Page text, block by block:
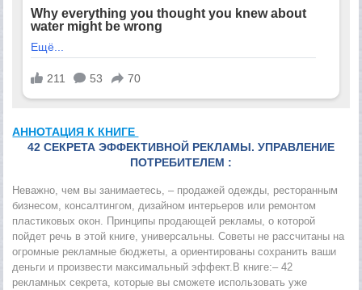
АННОТАЦИЯ К КНИГЕ
42 СЕКРЕТА ЭФФЕКТИВНОЙ РЕКЛАМЫ. УПРАВЛЕНИЕ
ПОТРЕБИТЕЛЕМ :
Неважно, чем вы занимаетесь, – продажей одежды, ресторанным
бизнесом, консалтингом, дизайном интерьеров или ремонтом
пластиковых окон. Принципы продающей рекламы, о которой
пойдет речь в этой книге, универсальны. Советы не рассчитаны на
огромные рекламные бюджеты, а ориентированы сохранить ваши
деньги и произвести максимальный эффект.В книге:– 42
рекламных секрета, которые вы сможете использовать уже